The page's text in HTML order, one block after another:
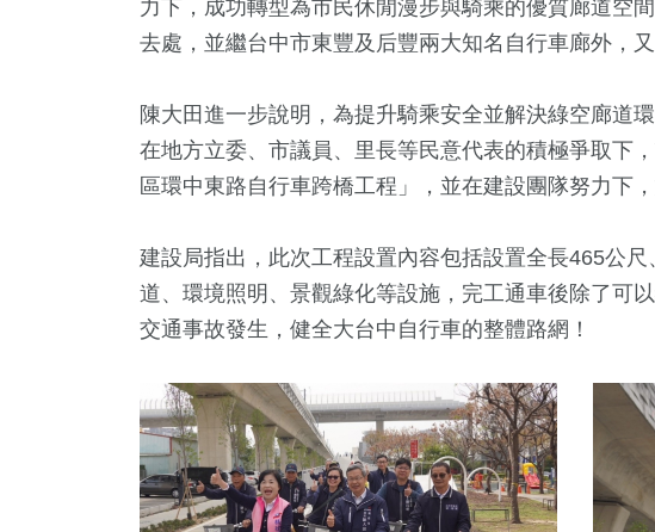
力下，成功轉型為市民休閒漫步與騎乘的優質廊道空
去處，並繼台中市東豐及后豐兩大知名自行車廊外，
陳大田進一步說明，為提升騎乘安全並解決綠空廊道
在地方立委、市議員、里長等民意代表的積極爭取下
區環中東路自行車跨橋工程」，並在建設團隊努力下
建設局指出，此次工程設置內容包括設置全長465公
道、環境照明、景觀綠化等設施，完工通車後除了可
交通事故發生，健全大台中自行車的整體路網！
流專區
司法放大鏡 熱門 海峽論